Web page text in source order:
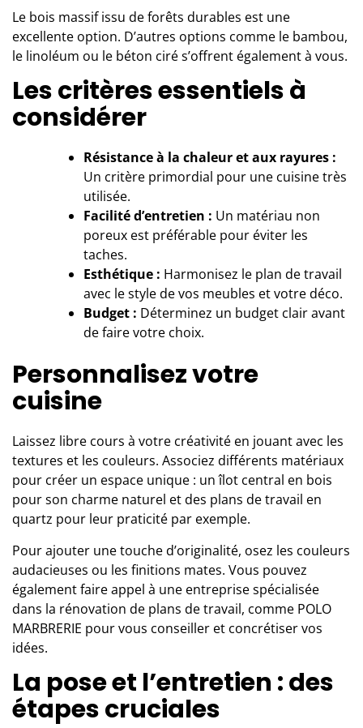
Le bois massif issu de forêts durables est une
excellente option. D’autres options comme le bambou,
le linoléum ou le béton ciré s’offrent également à vous.
Les critères essentiels à
considérer
Résistance à la chaleur et aux rayures :
Un critère primordial pour une cuisine très
utilisée.
Facilité d’entretien : Un matériau non
poreux est préférable pour éviter les
taches.
Esthétique : Harmonisez le plan de travail
avec le style de vos meubles et votre déco.
Budget : Déterminez un budget clair avant
defaire votre choix.
Personnalisez votre
cuisine
Laissez libre cours à votre créativité en jouant avec les
textures et les couleurs. Associez différents matériaux
pour créer un espace unique : un îlot central en bois
pour son charme naturel et des plans de travail en
quartz pour leur praticité par exemple.
Pour ajouter une touche d’originalité, osez les couleurs
audacieuses ou les finitions mates. Vous pouvez
également faire appel à une entreprise spécialisée
dans la rénovation de plans de travail, comme POLO
MARBRERIE pour vous conseiller et concrétiser vos
idées.
La pose et l’entretien : des
étapes cruciales